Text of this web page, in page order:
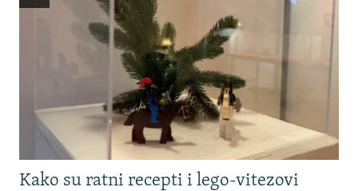
Kako su ratni recepti i lego-vitezovi